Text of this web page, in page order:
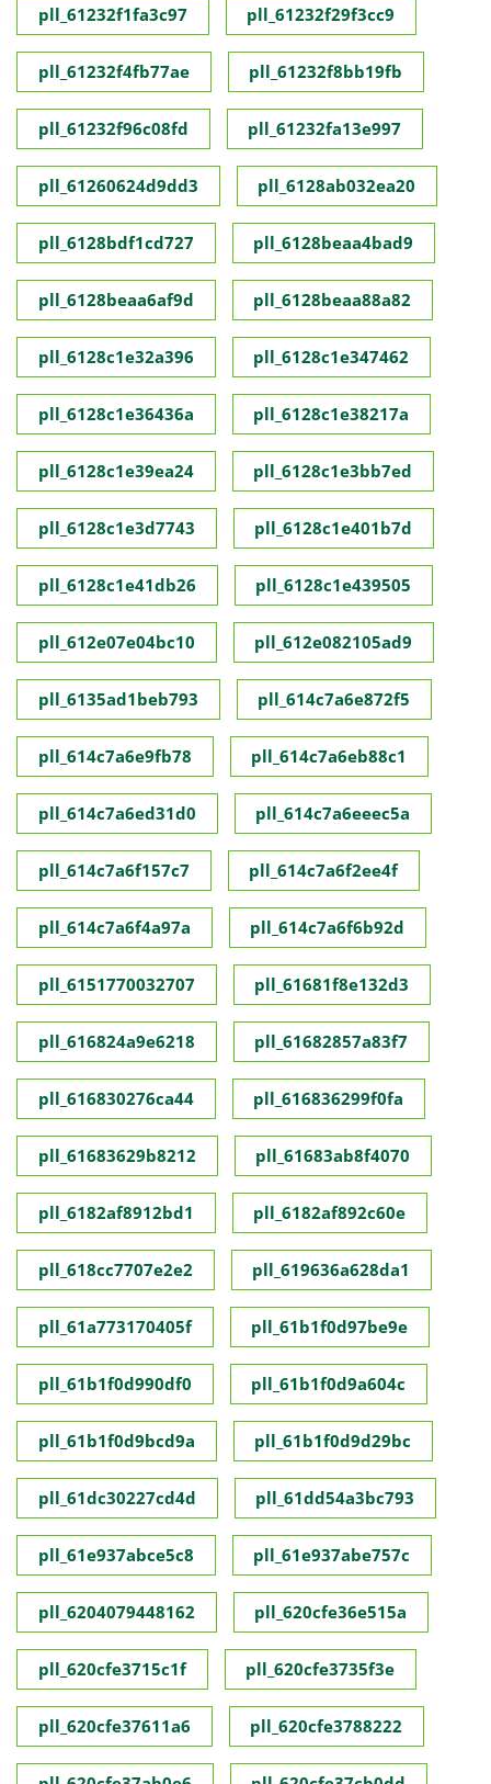
pll_61232f1fa3c97 pll_61232f29f3cc9
pll_61232f4fb77ae pll_61232f8bb19fb
pll_61232f96c08fd pll_61232fa13e997
pll_61260624d9dd3 pll_6128ab032ea20
pll_6128bdf1cd727 pll_6128beaa4bad9
pll_6128beaa6af9d pll_6128beaa88a82
pll_6128c1e32a396 pll_6128c1e347462
pll_6128c1e36436a pll_6128c1e38217a
pll_6128c1e39ea24 pll_6128c1e3bb7ed
pll_6128c1e3d7743 pll_6128c1e401b7d
pll_6128c1e41db26 pll_6128c1e439505
pll_612e07e04bc10 pll_612e082105ad9
pll_6135ad1beb793 pll_614c7a6e872f5
pll_614c7a6e9fb78 pll_614c7a6eb88c1
pll_614c7a6ed31d0 pll_614c7a6eeec5a
pll_614c7a6f157c7 pll_614c7a6f2ee4f
pll_614c7a6f4a97a pll_614c7a6f6b92d
pll_6151770032707 pll_61681f8e132d3
pll_616824a9e6218 pll_61682857a83f7
pll_616830276ca44 pll_616836299f0fa
pll_61683629b8212 pll_61683ab8f4070
pll_6182af8912bd1 pll_6182af892c60e
pll_618cc7707e2e2 pll_619636a628da1
pll_61a773170405f pll_61b1f0d97be9e
pll_61b1f0d990df0 pll_61b1f0d9a604c
pll_61b1f0d9bcd9a pll_61b1f0d9d29bc
pll_61dc30227cd4d pll_61dd54a3bc793
pll_61e937abce5c8 pll_61e937abe757c
pll_6204079448162 pll_620cfe36e515a
pll_620cfe3715c1f pll_620cfe3735f3e
pll_620cfe37611a6 pll_620cfe3788222